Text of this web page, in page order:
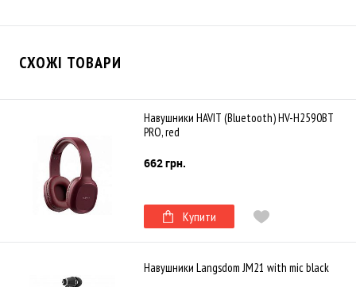
СХОЖІ ТОВАРИ
Навушники HAVIT (Bluetooth) HV-H2590BT
PRO, red
662 грн.
Купити
Навушники Langsdom JM21 with mic black